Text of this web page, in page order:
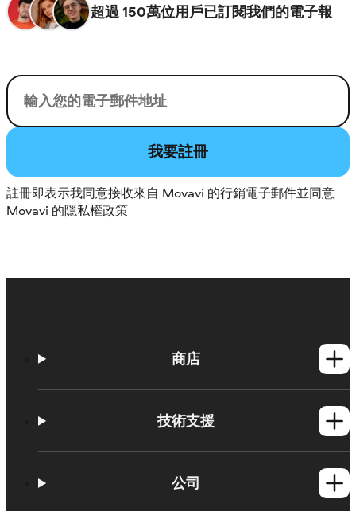
超過 150萬位用戶已訂閱我們的電子報
您的電子郵件
我要註冊
註冊即表示我同意接收來自 Movavi 的行銷電子郵件並同意
Movavi 的隱私權政策
商店
Mac產品
技術支援
學習平台
公司